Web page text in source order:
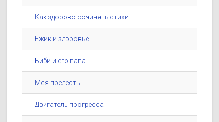
Как здорово сочинять стихи
Ёжик и здоровье
Биби и его папа
Моя прелесть
Двигатель прогресса